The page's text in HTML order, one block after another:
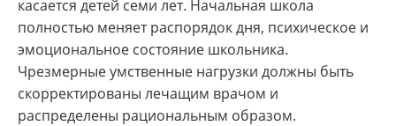
касается детей семи лет. Начальная школа
полностью меняет распорядок дня, психическое и
эмоциональное состояние школьника.
Чрезмерные умственные нагрузки должны быть
скорректированы лечащим врачом и
распределены рациональным образом.